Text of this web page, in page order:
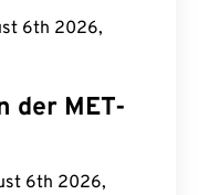
6th 2026,
der MET-
6th 2026,